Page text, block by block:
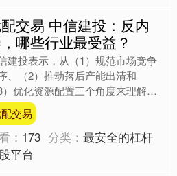
交易 中信建投：反内
哪些行业最受益？
建投表示，从（1）规范市场竞争
、（2）推动落后产能出清和
3）优化资源配置三个角度来理解本
内卷”及其影响。 持市场公平竞争
和破除地方保护下，关....
交易
： 173 分类：最安全的杠杆
平台